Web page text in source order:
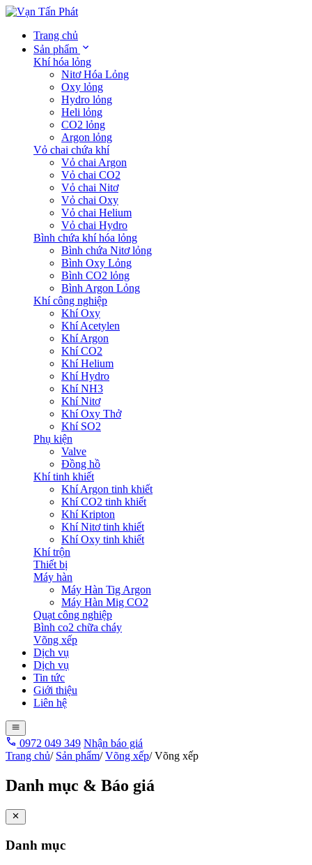
Trang chủ
Sản phẩm
Khí hóa lỏng
Nitơ Hóa Lỏng
Oxy lỏng
Hydro lỏng
Heli lỏng
CO2 lỏng
Argon lỏng
Vỏ chai chứa khí
Vỏ chai Argon
Vỏ chai CO2
Vỏ chai Nitơ
Vỏ chai Oxy
Vỏ chai Helium
Vỏ chai Hydro
Bình chứa khí hóa lỏng
Bình chứa Nitơ lỏng
Bình Oxy Lỏng
Bình CO2 lỏng
Bình Argon Lỏng
Khí công nghiệp
Khí Oxy
Khí Acetylen
Khí Argon
Khí CO2
Khí Helium
Khí Hydro
Khí NH3
Khí Nitơ
Khí Oxy Thở
Khí SO2
Phụ kiện
Valve
Đồng hồ
Khí tinh khiết
Khí Argon tinh khiết
Khí CO2 tinh khiết
Khí Kripton
Khí Nitơ tinh khiết
Khí Oxy tinh khiết
Khí trộn
Thiết bị
Máy hàn
Máy Hàn Tig Argon
Máy Hàn Mig CO2
Quạt công nghiệp
Bình co2 chữa cháy
Võng xếp
Dịch vụ
Dịch vụ
Tin tức
Giới thiệu
Liên hệ
0972 049 349 Nhận báo giá
Trang chủ/ Sản phẩm/ Võng xếp/ Võng xếp
Danh mục & Báo giá
Danh mục